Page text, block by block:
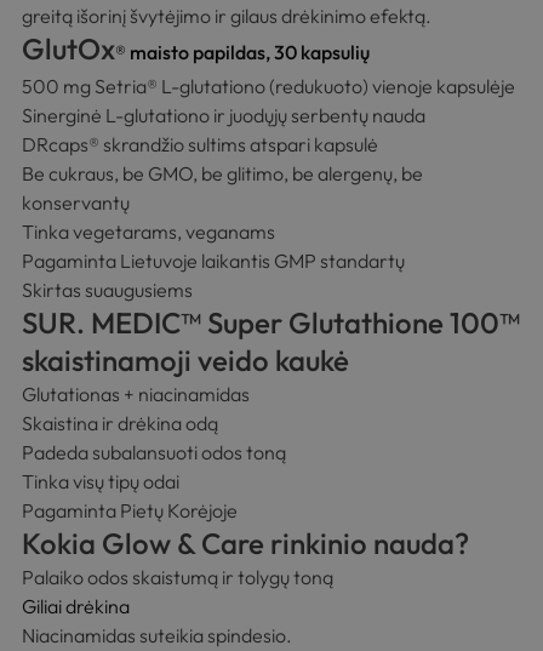
greitą išorinį švytėjimo ir gilaus drėkinimo efektą.
GlutOx® maisto papildas, 30 kapsulių
500 mg Setria® L-glutationo (redukuoto) vienoje kapsulėje
Sinerginė L-glutationo ir juodųjų serbentų nauda
DRcaps® skrandžio sultims atspari kapsulė
Be cukraus, be GMO, be glitimo, be alergenų, be
konservantų
Tinka vegetarams, veganams
Pagaminta Lietuvoje laikantis GMP standartų
Skirtas suaugusiems
SUR. MEDIC™ Super Glutathione 100™
skaistinamoji veido kaukė
Glutationas + niacinamidas
Skaistina ir drėkina odą
Padeda subalansuoti odos toną
Tinka visų tipų odai
Pagaminta Pietų Korėjoje
Kokia Glow & Care rinkinio nauda?
Palaiko odos skaistumą ir tolygų toną
Giliai drėkina
Niacinamidas suteikia spindesio.